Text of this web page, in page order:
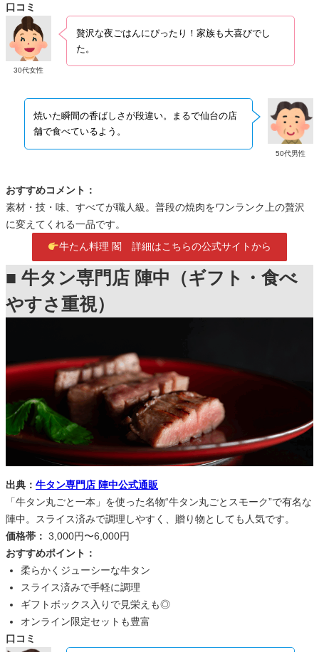
口コミ
30代女性
贅沢な夜ごはんにぴったり！家族も大喜びでし
た。
50代男性
焼いた瞬間の香ばしさが段違い。まるで仙台の店
舗で食べているよう。
おすすめコメント：
素材・技・味、すべてが職人級。普段の焼肉をワンランク上の贅沢
に変えてくれる一品です。
牛たん料理 閣 詳細はこちらの公式サイトから
■ 牛タン専門店 陣中（ギフト・食べ
やすさ重視）
出典： 牛タン専門店 陣中公式通販
「牛タン丸ごと一本」を使った名物“牛タン丸ごとスモーク”で有名な
陣中。スライス済みで調理しやすく、贈り物としても人気です。
価格帯： 3,000円〜6,000円
おすすめポイント：
柔らかくジューシーな牛タン
スライス済みで手軽に調理
ギフトボックス入りで見栄えも◎
オンライン限定セットも豊富
口コミ